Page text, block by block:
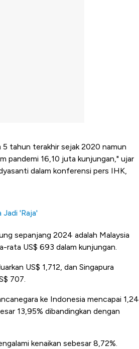
tahun terakhir sejak 2020 namun
pandemi 16,10 juta kunjungan," ujar
dalam konferensi pers IHK,
Jadi 'Raja'
sepanjang 2024 adalah Malaysia
rata US$ 693 dalam kunjungan.
US$ 1,712, dan Singapura
707.
ke Indonesia mencapai 1,24
13,95% dibandingkan dengan
kenaikan sebesar 8,72%.